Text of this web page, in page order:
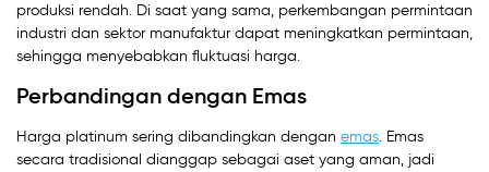
produksi rendah. Di saat yang sama, perkembangan permintaan
industri dan sektor manufaktur dapat meningkatkan permintaan,
sehingga menyebabkan fluktuasi harga.
Perbandingan dengan Emas
Harga platinum sering dibandingkan dengan emas. Emas
secara tradisional dianggap sebagai aset yang aman, jadi